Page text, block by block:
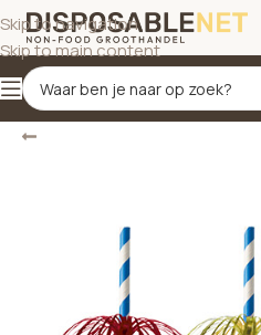
Skip to navigation
Skip to main content
Terug Home/Disposables/